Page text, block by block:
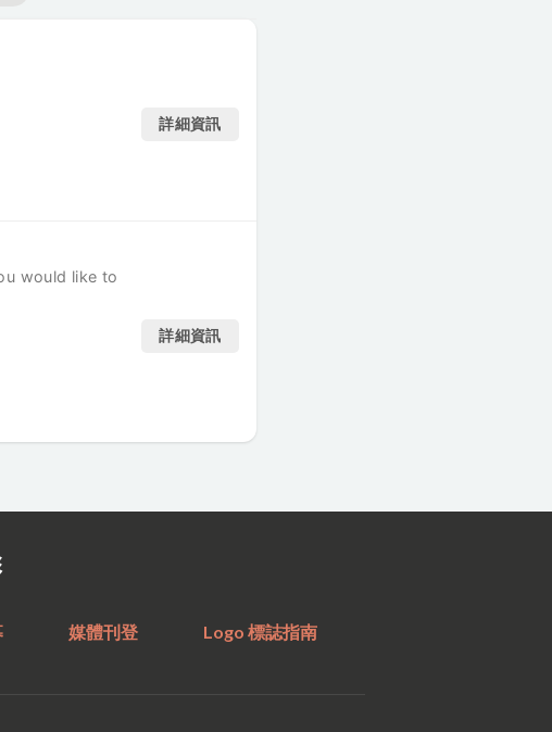
詳細資訊
would like to
詳細資訊
媒體刊登 Logo 標誌指南